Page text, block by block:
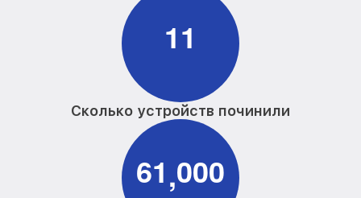
11
Сколько устройств починили
61,000